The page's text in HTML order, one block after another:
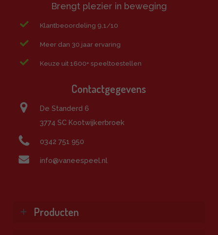
Brengt plezier in beweging
Klantbeoordeling 9,1/10
Meer dan 30 jaar ervaring
Keuze uit 1600+ speeltoestellen
Contactgegevens
De Standerd 6
3774 SC Kootwijkerbroek
0342 751 950
info@vaneespeel.nl
Producten